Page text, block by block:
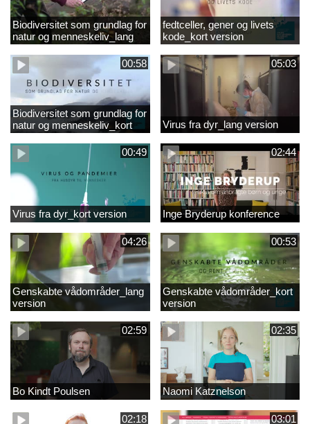
Biodiversitet som grundlag for
natur og menneskeliv_lang
version
fedtceller, gener og livets
kode_kort version
00:58
Biodiversitet som grundlag for
natur og menneskeliv_kort
version
05:03
Virus fra dyr_lang version
00:49
Virus fra dyr_kort version
02:44
Inge Bryderup konference
04:26
Genskabte vådområder_lang
version
00:53
Genskabte vådområder_kort
version
02:59
Bo Kindt Poulsen
02:35
Naomi Katznelson
02:18 03:01